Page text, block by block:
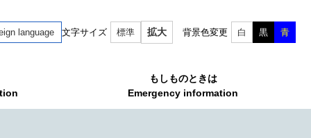
language 文字サイズ 標準 拡大 背景色変更 白 黒 青
もしものときは
Emergency information